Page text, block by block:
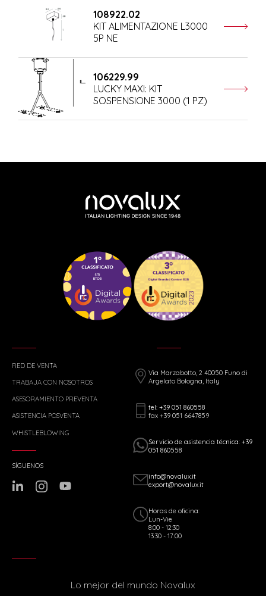
108922.02
KIT ALIMENTAZIONE L3000
5P NE
106229.99
LUCKY MAXI: KIT
SOSPENSIONE 3000 (1 PZ)
RED DE VENTA
TRABAJA CON NOSOTROS
ASESORAMIENTO PREVENTA
ASISTENCIA POSVENTA
WHISTLEBLOWING
Via Marzabotto, 2 40050 Funo di
Argelato Bologna, Italy
tel: +39 051 860558
fax +39 051 6647859
Servicio de asistencia técnica: +39
051 860558
info@novalux.it
export@novalux.it
Horas de oficina:
Lun-Vie
8:00 - 12:30
13:30 - 17:00
SÍGUENOS
Lo mejor del mundo Novalux